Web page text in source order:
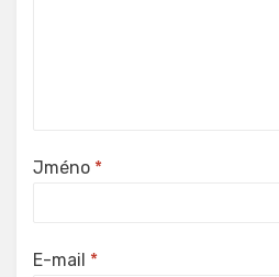
Jméno *
E-mail *